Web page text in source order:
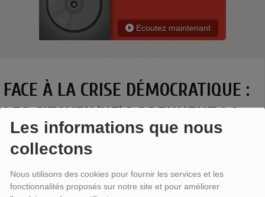
Les informations que nous
collectons
Nous utilisons des cookies pour fournir les services et les
fonctionnalités proposés sur notre site et pour améliorer
Ecoutez maintenant
FACE À LA CRISE DÉMOCRATIQUE :
LES CITOYEN(NE)S PRENNENT LA
PAROLE # FRÉQUENCE DROITS # 26